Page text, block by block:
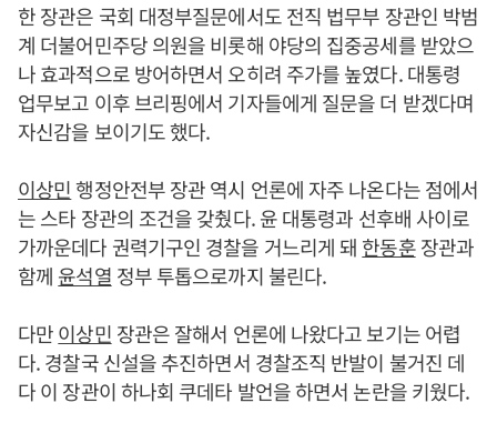
한 장관은 국회 대정부질문에서도 전직 법무부 장관인 박범
계 더불어민주당 의원을 비롯해 야당의 집중공세를 받았으
나 효과적으로 방어하면서 오히려 주가를 높였다. 대통령
업무보고 이후 브리핑에서 기자들에게 질문을 더 받겠다며
자신감을 보이기도 했다.
이상민행정안전부 장관 역시 언론에 자주 나온다는 점에서
는 스타 장관의 조건을 갖췄다. 윤 대통령과 선후배 사이로
가까운데다 권력기구인 경찰을 거느리게 돼 한동훈장관과
함께 윤석열 정부 투톱으로까지 불린다.
다만이상민 장관은 잘해서 언론에 나왔다고 보기는 어렵
다. 경찰국 신설을 추진하면서 경찰조직 반발이 불거진 데
다 이 장관이 하나회 쿠데타 발언을 하면서 논란을 키웠다.